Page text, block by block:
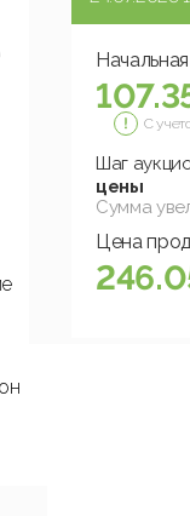
С
Шаг
цены
Сумма
Цена